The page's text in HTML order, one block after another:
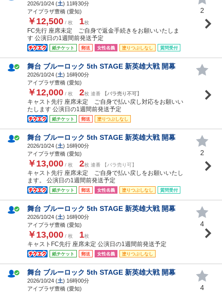
2026/10/24 (土) 11時30分
アイプラザ豊橋 (愛知)
￥12,500 / 枚 1枚
FC先行 座席未定 ご自身で返金手続きをお願いいたしま
す 公演日の1週間前発送予定
紙チケット 郵送 女性名義 塗りつぶしなし 質問受付
2
舞台 ブルーロック 5th STAGE 新英雄大戦 開幕
2026/10/24 (土) 16時00分
アイプラザ豊橋 (愛知)
￥12,000 / 枚 2枚 連番 【バラ売り不可】
キャスト先行 座席未定 ご自身で払い戻し対応をお願いい
たします 公演日の1週間前発送予定
紙チケット 郵送 塗りつぶしなし
舞台 ブルーロック 5th STAGE 新英雄大戦 開幕
2026/10/24 (土) 16時00分
アイプラザ豊橋 (愛知)
￥13,000 / 枚 2枚 連番 【バラ売り可】
キャスト先行 座席未定 ご自身で払い戻しをお願いいたし
ます。 公演日の1週間前発送予定
紙チケット 郵送 女性名義 塗りつぶしなし 質問受付
2
舞台 ブルーロック 5th STAGE 新英雄大戦 開幕
2026/10/24 (土) 16時00分
アイプラザ豊橋 (愛知)
￥13,000 / 枚 1枚
キャストFC先行 座席未定 公演日の1週間前発送予定
紙チケット 郵送 女性名義 塗りつぶしなし
4
舞台 ブルーロック 5th STAGE 新英雄大戦 開幕
2026/10/24 (土) 16時00分
アイプラザ豊橋 (愛知)
4